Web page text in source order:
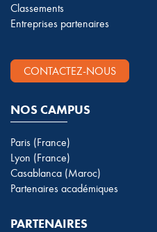
Classements
Entreprises partenaires
CONTACTEZ-NOUS
NOS CAMPUS
Paris (France)
Lyon (France)
Casablanca (Maroc)
Partenaires académiques
PARTENAIRES